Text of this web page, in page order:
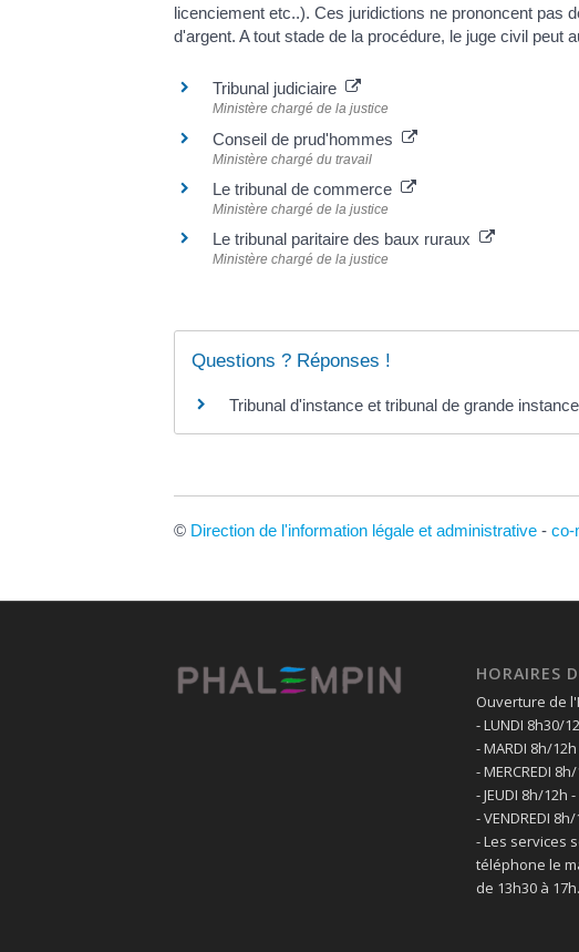
licenciement etc..). Ces juridictions ne prononcent pas
d'argent. A tout stade de la procédure, le juge civil peut
Tribunal judiciaire
Ministère chargé de la justice
Conseil de prud'hommes
Ministère chargé du travail
Le tribunal de commerce
Ministère chargé de la justice
Le tribunal paritaire des baux ruraux
Ministère chargé de la justice
Questions ? Réponses !
Tribunal d'instance et tribunal de grande
© Direction de l'information légale et administrative - co-
HORAIRES
Ouverture de
- LUNDI 8h30/
- MARDI 8h/12h
- MERCREDI
- JEUDI 8h/12h
- VENDREDI
- Les services
téléphone le
de 13h30 à 17h.